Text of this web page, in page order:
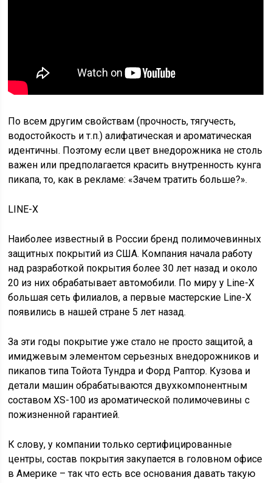
По всем другим свойствам (прочность, тягучесть,
водостойкость и т.п.) алифатическая и ароматическая
идентичны. Поэтому если цвет внедорожника не столь
важен или предполагается красить внутренность кунга
пикапа, то, как в рекламе: «Зачем тратить больше?».
LINE-X
Наиболее известный в России бренд полимочевинных
защитных покрытий из США. Компания начала работу
над разработкой покрытия более 30 лет назад и около
20 из них обрабатывает автомобили. По миру у Line-X
большая сеть филиалов, а первые мастерские Line-X
появились в нашей стране 5 лет назад.
За эти годы покрытие уже стало не просто защитой, а
имиджевым элементом серьезных внедорожников и
пикапов типа Тойота Тундра и Форд Раптор. Кузова и
детали машин обрабатываются двухкомпонентным
составом XS-100 из ароматической полимочевины с
пожизненной гарантией.
К слову, у компании только сертифицированные
центры, состав покрытия закупается в головном офисе
в Америке – так что есть все основания давать такую